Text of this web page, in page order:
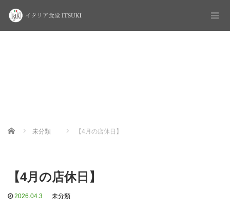
Home 未分類 【4月の店休日】
【4月の店休日】
2026.04.3 未分類